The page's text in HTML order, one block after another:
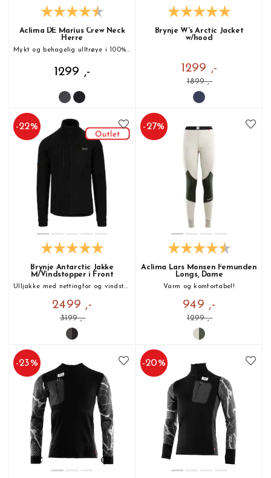
Aclima DE Marius Crew Neck
Herre
Mykt og behagelig ulltrøye i 100% Merinoull!
1299 ,-
Brynje W's Arctic Jacket
w/hood
1299 ,-
1899 ,-
-22%
Brynje Antarctic Jakke
M/Vindstopper i Front
Ulljakke med nettingfor og vindstopper!
2499 ,-
3199 ,-
-27%
Aclima Lars Monsen Femunden
Longs, Dame
Varm og komfortabel!
949 ,-
1299 ,-
-23% -20%